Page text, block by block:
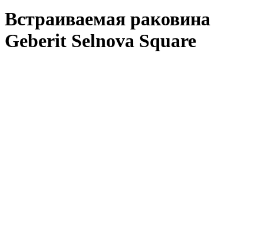
Встраиваемая раковина
Geberit Selnova Square